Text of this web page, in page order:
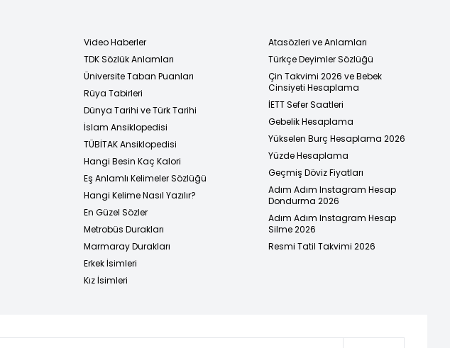
Video Haberler
TDK Sözlük Anlamları
Üniversite Taban Puanları
Rüya Tabirleri
Dünya Tarihi ve Türk Tarihi
İslam Ansiklopedisi
TÜBİTAK Ansiklopedisi
Hangi Besin Kaç Kalori
Eş Anlamlı Kelimeler Sözlüğü
Hangi Kelime Nasıl Yazılır?
En Güzel Sözler
Metrobüs Durakları
Marmaray Durakları
Erkek İsimleri
Kız İsimleri
Atasözleri ve Anlamları
Türkçe Deyimler Sözlüğü
Çin Takvimi 2026 ve Bebek
Cinsiyeti Hesaplama
İETT Sefer Saatleri
Gebelik Hesaplama
Yükselen Burç Hesaplama 2026
Yüzde Hesaplama
Geçmiş Döviz Fiyatları
Adım Adım Instagram Hesap
Dondurma 2026
Adım Adım Instagram Hesap
Silme 2026
Resmi Tatil Takvimi 2026